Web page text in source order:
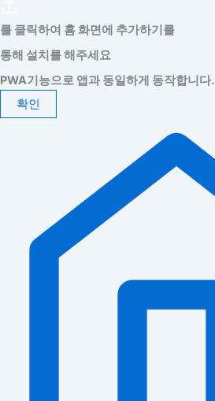
를 클릭하여 홈 화면에 추가하기를
통해 설치를 해주세요
PWA기능으로 앱과 동일하게 동작합니다.
확인